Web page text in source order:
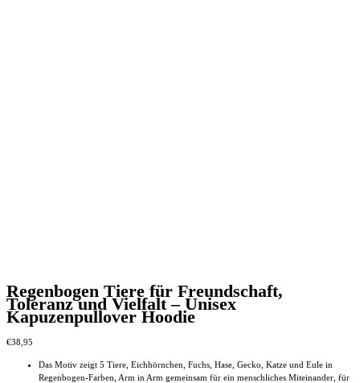
Regenbogen Tiere für Freundschaft,
Toleranz und Vielfalt – Unisex
Kapuzenpullover Hoodie
€38,95
Das Motiv zeigt 5 Tiere, Eichhörnchen, Fuchs, Hase, Gecko, Katze und Eule in
Regenbogen-Farben, Arm in Arm gemeinsam für ein menschliches Miteinander, für